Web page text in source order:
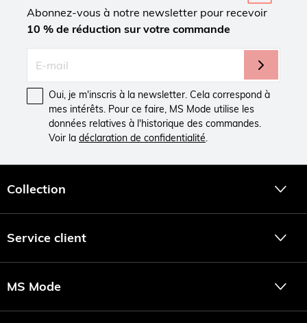
Abonnez-vous à notre newsletter pour recevoir
10 % de réduction sur votre commande
Oui, je m'inscris à la newsletter. Cela correspond à
mes intérêts. Pour ce faire, MS Mode utilise les
données relatives à l'historique des commandes.
Voir la déclaration de confidentialité
Collection
Service client
MS Mode